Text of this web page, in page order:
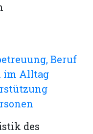
Beruf
im Alltag
des